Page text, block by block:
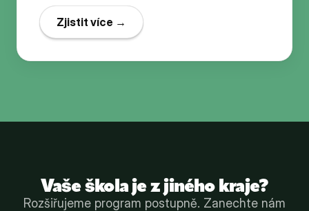
Zjistit více →
Vaše škola je z jiného kraje?
Rozšiřujeme program postupně. Zanechte nám